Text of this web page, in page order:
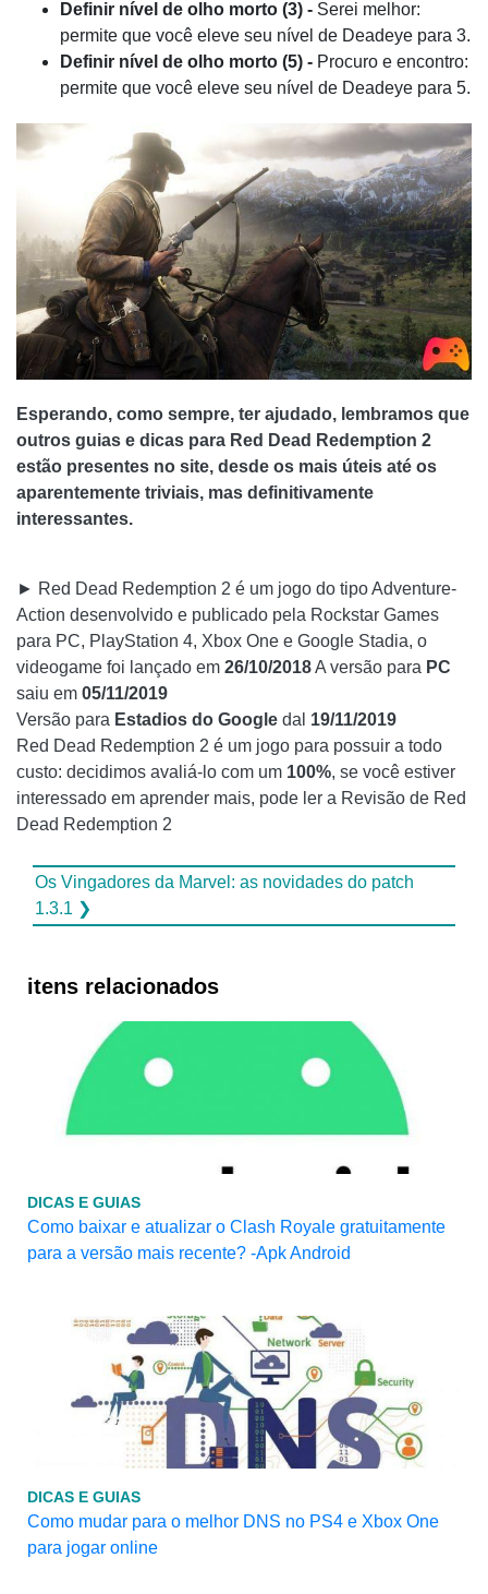
Definir nível de olho morto (3) - Serei melhor:
permite que você eleve seu nível de Deadeye para 3.
Definir nível de olho morto (5) - Procuro e encontro:
permite que você eleve seu nível de Deadeye para 5.
Esperando, como sempre, ter ajudado, lembramos que
outros guias e dicas para Red Dead Redemption 2
estão presentes no site, desde os mais úteis até os
aparentemente triviais, mas definitivamente
interessantes.
► Red Dead Redemption 2 é um jogo do tipo Adventure-
Action desenvolvido e publicado pela Rockstar Games
para PC, PlayStation 4, Xbox One e Google Stadia, o
videogame foi lançado em 26/10/2018A versão para PC
saiu em 05/11/2019
Versão para Estadios do Google dal 19/11/2019
Red Dead Redemption 2 é um jogo para possuir a todo
custo: decidimos avaliá-lo com um 100%, se você estiver
interessado em aprender mais, pode ler a Revisão de Red
Dead Redemption 2
Os Vingadores da Marvel: as novidades do patch
1.3.1 ❯
itens relacionados
DICAS E GUIAS
Como baixar e atualizar o Clash Royale gratuitamente
para a versão mais recente? -Apk Android
DICAS E GUIAS
Como mudar para o melhor DNS no PS4 e Xbox One
para jogar online